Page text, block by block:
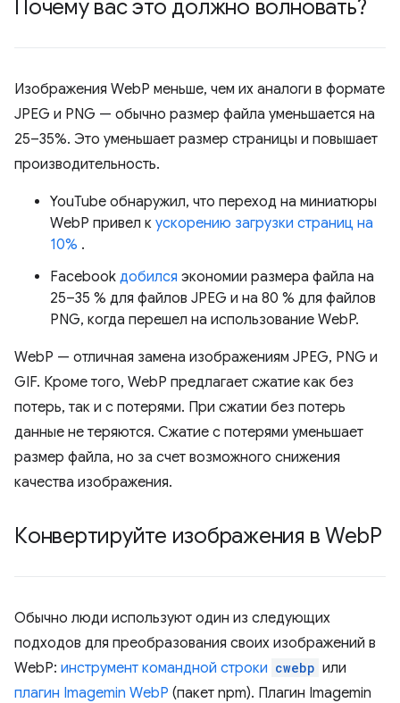
Почему вас это должно волновать?
Изображения WebP меньше, чем их аналоги в формате
JPEG и PNG — обычно размер файла уменьшается на
25–35%. Это уменьшает размер страницы и повышает
производительность.
YouTube обнаружил, что переход на миниатюры
WebP привел к ускорению загрузки страниц на
10% .
Facebook добился экономии размера файла на
25–35 % для файлов JPEG и на 80 % для файлов
PNG, когда перешел на использование WebP.
WebP — отличная замена изображениям JPEG, PNG и
GIF. Кроме того, WebP предлагает сжатие как без
потерь, так и с потерями. При сжатии без потерь
данные не теряются. Сжатие с потерями уменьшает
размер файла, но за счет возможного снижения
качества изображения.
Конвертируйте изображения в WebP
Обычно люди используют один из следующих
подходов для преобразования своих изображений в
WebP: инструмент командной строки cwebp или
плагин Imagemin WebP (пакет npm). Плагин Imagemin